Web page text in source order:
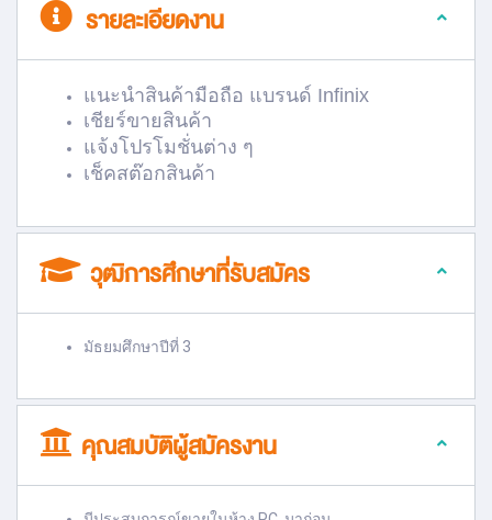
รายละเอียดงาน
แนะนำสินค้ามือถือ แบรนด์ Infinix
เชียร์ขายสินค้า
แจ้งโปรโมชั่นต่าง ๆ
เช็คสต๊อกสินค้า
วุฒิการศึกษาที่รับสมัคร
มัธยมศึกษาปีที่ 3
คุณสมบัติผู้สมัครงาน